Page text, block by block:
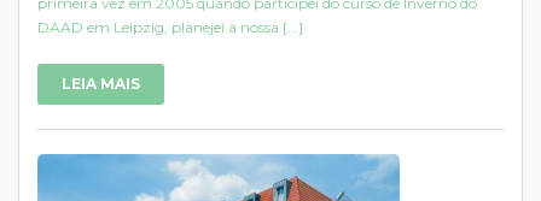
DAAD em Leipzig, planejei a nossa [...]
LEIA MAIS